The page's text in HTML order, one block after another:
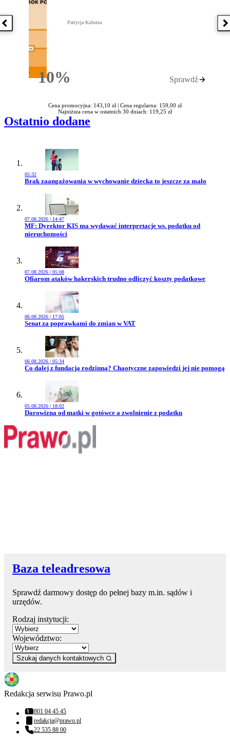
Poprzednia książka
10%Rabatu
Patrycja Kubiesa
Sprawdź
Cena promocyjna: 143,10 zł | Cena regularna: 159,00 zł
Najniższa cena w ostatnich 30 dniach: 119,25 zł
Ostatnio dodane
05:32
Przejdź do artykułu:
Brak zaangażowania w wychowanie dziecka to jeszcze za mało
07.08.2026 | 14:47
Przejdź do artykułu:
MF: Dyrektor KIS ma wydawać interpretacje ws. podatku od
nieruchomości
07.08.2026 | 05:08
Przejdź do artykułu:
Ofiarom ataków hakerskich trudno odliczyć koszty podatkowe
06.08.2026 | 17:05
Przejdź do artykułu:
Senat za poprawkami do zmian w VAT
06.08.2026 | 05:34
Przejdź do artykułu:
Co dalej z fundacją rodzinną? Chaotyczne zapowiedzi jej nie pomogą
05.08.2026 | 18:02
Przejdź do artykułu:
Darowizna od matki w gotówce a zwolnienie z podatku
Baza teleadresowa
Sprawdź darmowy dostęp do pełnej bazy m.in. sądów i
urzędów.
Rodzaj instytucji:
Województwo:
Szukaj danych kontaktowych
Redakcja serwisu Prawo.pl
Numer telefonu:
801 04 45 45
Adres email:
redakcja@prawo.pl
Numer telefonu:
22 535 88 00